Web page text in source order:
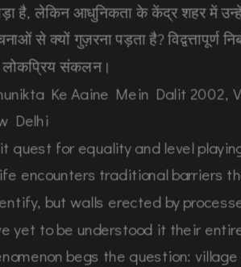
है, लेकिन आधुनिकता के केंद्र शहर में
से क्यों गुज़रना पड़ता है? विद्वत्तापूर्ण
संकलन।
Ke Aaine Mein Dalit 2002,
Delhi
quest for equality and level
encounters traditional barriers
but walls erected by
yet to be understood it their
begs the question: